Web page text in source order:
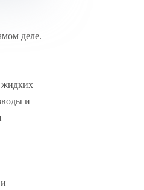
деле.
жидких
и